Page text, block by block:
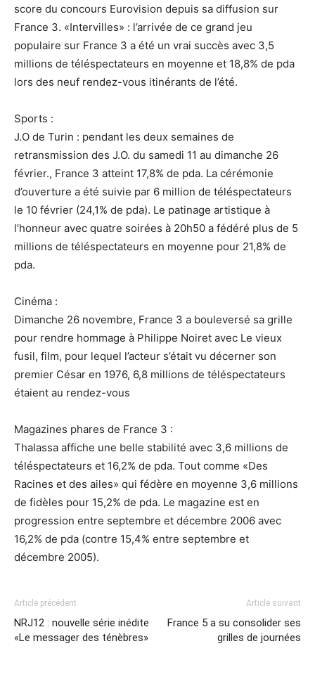
score du concours Eurovision depuis sa diffusion sur
France 3. «Intervilles» : l’arrivée de ce grand jeu
populaire sur France 3 a été un vrai succès avec 3,5
millions de téléspectateurs en moyenne et 18,8% de pda
lors des neuf rendez-vous itinérants de l’été.
Sports :
J.O de Turin : pendant les deux semaines de
retransmission des J.O. du samedi 11 au dimanche 26
février., France 3 atteint 17,8% de pda. La cérémonie
d’ouverture a été suivie par 6 million de téléspectateurs
le 10 février (24,1% de pda). Le patinage artistique à
l’honneur avec quatre soirées à 20h50 a fédéré plus de 5
millions de téléspectateurs en moyenne pour 21,8% de
pda.
Cinéma :
Dimanche 26 novembre, France 3 a bouleversé sa grille
pour rendre hommage à Philippe Noiret avec Le vieux
fusil, film, pour lequel l’acteur s’était vu décerner son
premier César en 1976, 6,8 millions de téléspectateurs
étaient au rendez-vous
Magazines phares de France 3 :
Thalassa affiche une belle stabilité avec 3,6 millions de
téléspectateurs et 16,2% de pda. Tout comme «Des
Racines et des ailes» qui fédère en moyenne 3,6 millions
de fidèles pour 15,2% de pda. Le magazine est en
progression entre septembre et décembre 2006 avec
16,2% de pda (contre 15,4% entre septembre et
décembre 2005).
Article précédent
NRJ12 : nouvelle série inédite
«Le messager des ténèbres»
Article suivant
France 5 a su consolider ses
grilles de journées